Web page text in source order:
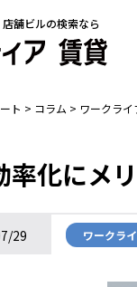
舗ビルの検索なら
ト > コラム > ワークライ
率化にメ
29 ワークラ